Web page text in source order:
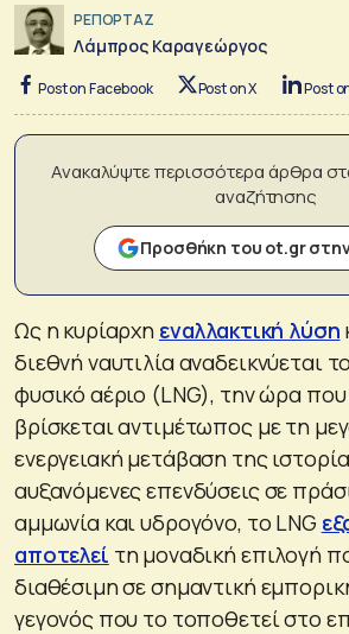
ΡΕΠΟΡΤΑΖ
Λάμπρος Καραγεώργος
Post on Facebook Post on X Post
Ανακαλύψτε περισσότερα άρθρα
αναζήτησης
Προσθήκη του ot.gr
Ως η κυρίαρχη εναλλακτική λύση
διεθνή ναυτιλία αναδεικνύεται
φυσικό αέριο (LNG), την ώρα
βρίσκεται αντιμέτωπος με τη
ενεργειακή μετάβαση της
αυξανόμενες επενδύσεις σε
αμμωνία και υδρογόνο, το LNG
αποτελεί τη μοναδική επιλογή
διαθέσιμη σε σημαντική
γεγονός που το τοποθετεί στο